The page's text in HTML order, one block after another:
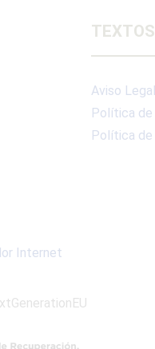
Aviso Legal
Política de
Política de
Internet